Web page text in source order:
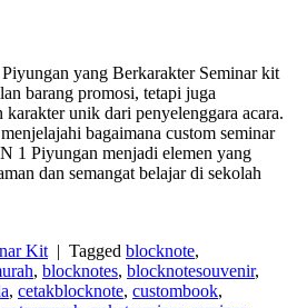
yang Berkarakter Seminar kit
barang promosi, tetapi juga
unik dari penyelenggara acara.
bagaimana custom seminar
1 Piyungan menjadi elemen yang
dan semangat belajar di sekolah
Kit | Tagged blocknote,
, blocknotes, blocknotesouvenir,
, cetakblocknote, custombook,